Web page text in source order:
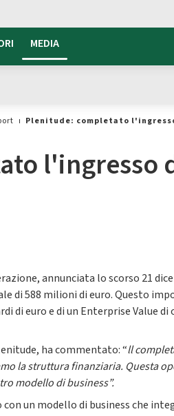
MEDIA
Plenitude: completato
l'ingresso
annunciata lo scorso 21
di 588 milioni di euro. Questo
di euro e di un Enterprise
ha commentato: “ll
la struttura finanziaria. Questa
modello di business”.
un modello di business che